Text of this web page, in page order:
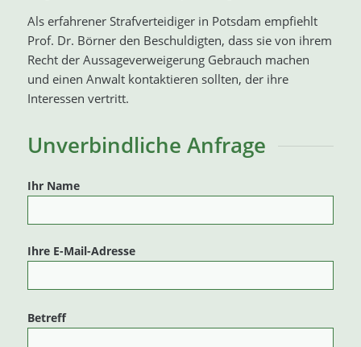
Als erfahrener Strafverteidiger in Potsdam empfiehlt
Prof. Dr. Börner den Beschuldigten, dass sie von ihrem
Recht der Aussageverweigerung Gebrauch machen
und einen Anwalt kontaktieren sollten, der ihre
Interessen vertritt.
Unverbindliche Anfrage
Ihr Name
Ihre E-Mail-Adresse
Betreff